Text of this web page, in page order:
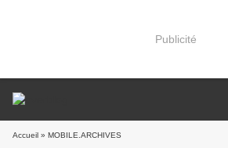
Publicité
Accueil » MOBILE.ARCHIVES